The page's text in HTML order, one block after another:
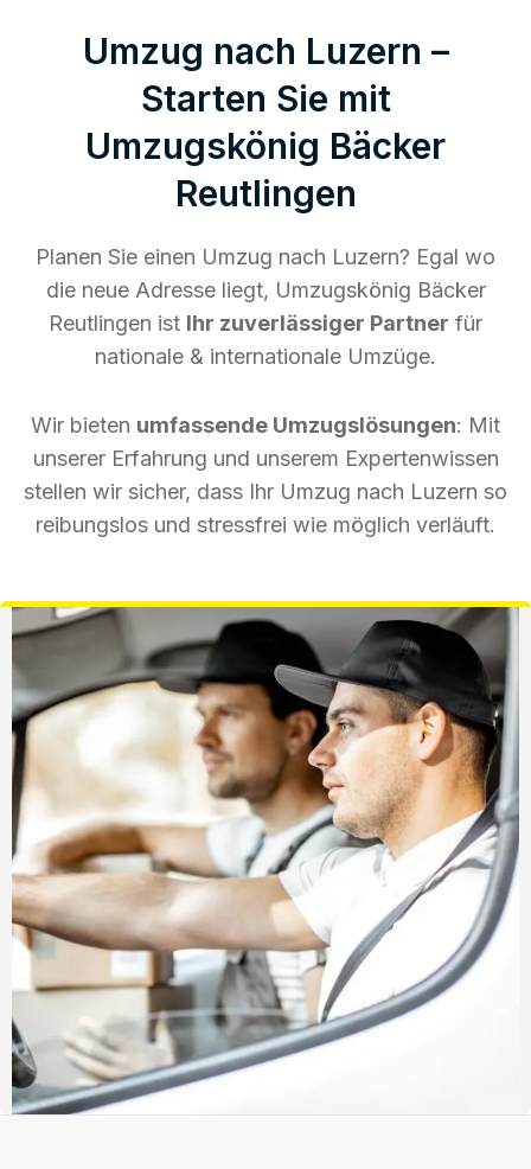
Umzug nach Luzern –
Starten Sie mit
Umzugskönig Bäcker
Reutlingen
Planen Sie einen Umzug nach Luzern? Egal wo
die neue Adresse liegt, Umzugskönig Bäcker
Reutlingen ist Ihr zuverlässiger Partner für
nationale & internationale Umzüge.
Wir bieten umfassende Umzugslösungen: Mit
unserer Erfahrung und unserem Expertenwissen
stellen wir sicher, dass Ihr Umzug nach Luzern so
reibungslos und stressfrei wie möglich verläuft.